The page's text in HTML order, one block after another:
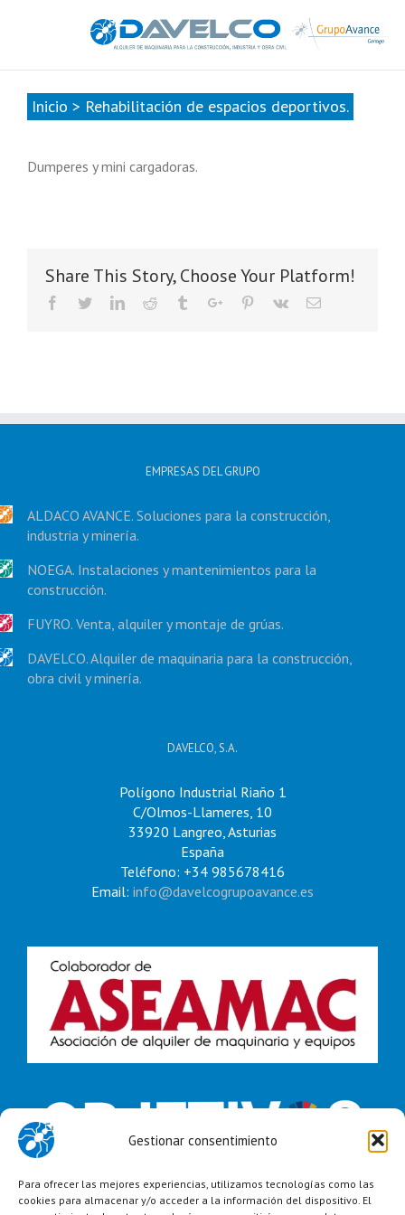
Gestionar consentimiento
Para ofrecer las mejores experiencias, utilizamos tecnologías como las
cookies para almacenar y/o acceder a la información del dispositivo. El
Inicio > Rehabilitación de espacios deportivos.
Dumperes y mini cargadoras.
Share This Story, Choose Your Platform!
Facebook
TwitterLinkedinReddit TumblrGoogle+Pinterest
Vk Email
EMPRESAS DEL GRUPO
ALDACO AVANCE. Soluciones para la construcción,
industria y minería.
NOEGA. Instalaciones y mantenimientos para la
construcción.
FUYRO. Venta, alquiler y montaje de grúas.
DAVELCO. Alquiler de maquinaria para la construcción,
obra civil y minería.
DAVELCO, S.A.
Polígono Industrial Riaño 1
C/Olmos-Llameres, 10
33920 Langreo, Asturias
España
Teléfono: +34 985678416
Email: info@davelcogrupoavance.es